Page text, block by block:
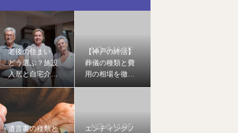
老後の住まい、
どう選ぶ？施設
入居と自宅介護
のメリット・デ
メリットを徹底
【神戸の終活】
葬儀の種類と費
用の相場を徹底
遺言書の種類と
エンディングノ